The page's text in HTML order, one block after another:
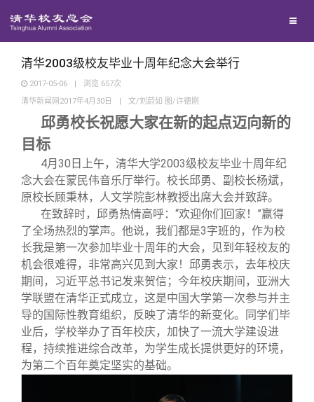
地区联络
年级联络
专业委员会
兴趣群体
西南联大校友会
回馈母校
捐赠项目
捐赠纪事
捐赠方法
义工计划
媒体平台
《水木清华》
我要订阅
新媒体平台
清华人物
清华故事
青春风采
校友文苑
校友讲坛
校友服务
终身学习
信息化服务
三创大赛
实用信息
校友总会
总会简介
会长致辞
总会章程
关闭
清华2003级校友毕业十周年纪念大会举行
2017-05-06 | 浏览 657次
清华新闻网2017年4月30日
| 文/刘蔚如 图/许德刚
邱勇校长祝愿大家在新的起点迈向新的
目标
4月 30 日上午，清华大学2003级校友毕业十周年纪
念大会在蒙民伟音乐厅举行。校长邱勇、副校长杨斌，
原校长顾秉林，人文学院彭林教授出席大会并致辞。
在致辞时，邱勇热情高呼：“欢迎你们回家！”赢得
了全场热烈的掌声。他说，我们都是3字班的，作为校
长我是第一次参加毕业十周年的大会，见到年轻校友的
机会很难得，非常高兴见到大家！邱勇表示，去年校庆
期间，习近平总书记发来贺信；今年校庆期间，亚洲大
学联盟在清华正式成立，这是中国大学第一次参与并主
导的国际性教育组织，反映了清华的新变化。同学们毕
业后，学校举办了百年校庆，加快了一流大学建设进
程，持续推进综合改革，为学生成长提供更好的环境，
为第二个百年奠定坚实的基础。